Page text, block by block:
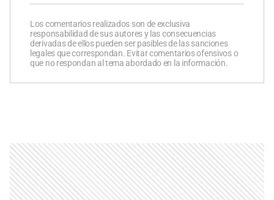
Los comentarios realizados son de exclusiva
responsabilidad de sus autores y las consecuencias
derivadas de ellos pueden ser pasibles de las sanciones
legales que correspondan. Evitar comentarios ofensivos o
que no respondan al tema abordado en la información.